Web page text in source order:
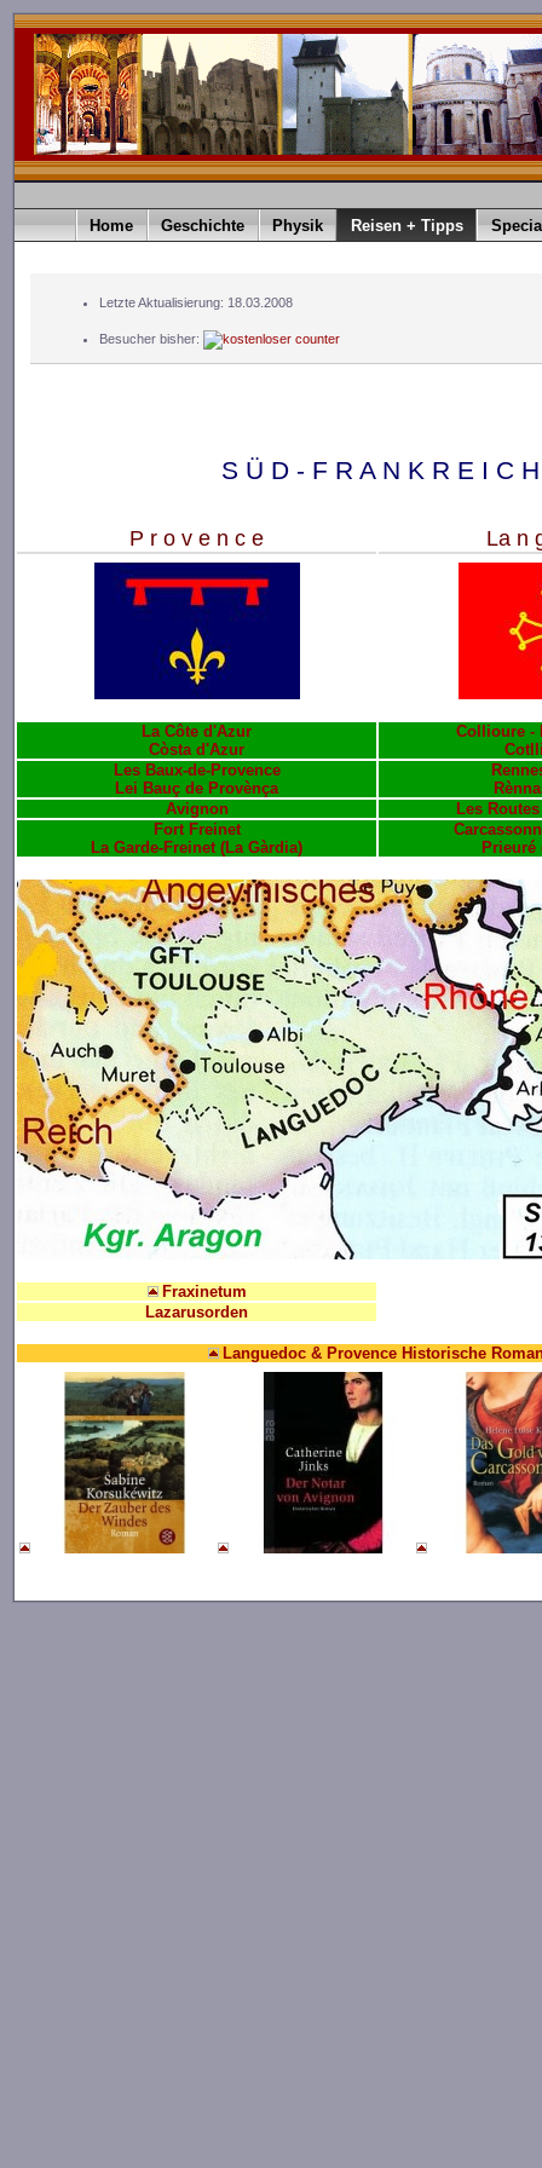
Home Geschichte Physik Reisen + Tipps
Letzte Aktualisierung: 18.03.2008
Besucher bisher:
S Ü D - F R A N K R E I C H
P r o v e n c e La n
La Côte d'Azur
Còsta d'Azur
Collioure -
Les Baux-de-Provence
Lei Bauç de Provènça
Avignon
Les
Fort Freinet
La Garde-Freinet (La Gàrdia)
Prieuré
Fraxinetum
Lazarusorden
Languedoc & Provence Historische